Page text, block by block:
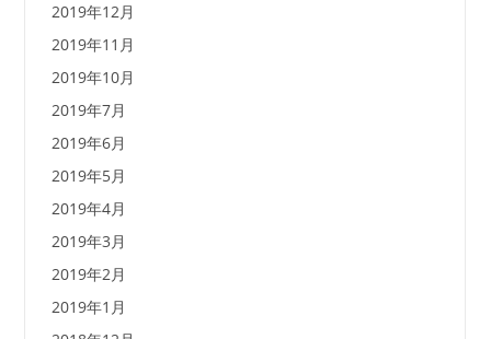
2019年12月
2019年11月
2019年10月
2019年7月
2019年6月
2019年5月
2019年4月
2019年3月
2019年2月
2019年1月